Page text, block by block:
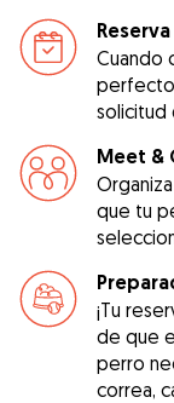
Cuando
perfecto
solicitud
Meet &
que tu
¡Tu
de que
perro
correa,